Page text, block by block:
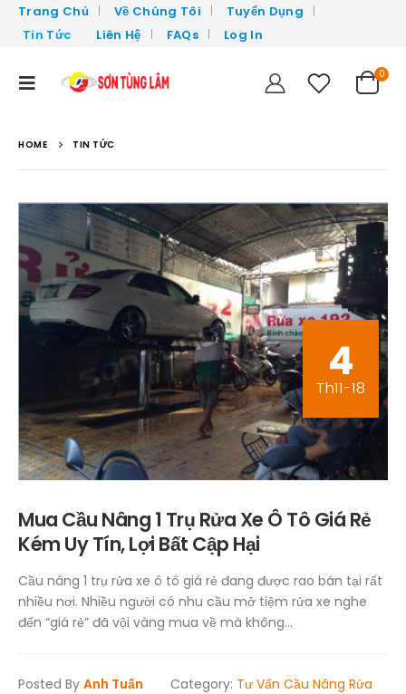
Trang Chủ Về Chúng Tôi
Tuyển Dụng
Tin Tức
Liên Hệ FAQs Log In
0
HOME TIN TỨC
4
Th11-18
Mua Cầu Nâng 1 Trụ Rửa Xe Ô Tô Giá Rẻ
Kém Uy Tín, Lợi Bất Cập Hại
Cầu nâng 1 trụ rửa xe ô tô giá rẻ đang được rao bán tại rất
nhiều nơi. Nhiều người có nhu cầu mở tiệm rửa xe nghe
đến “giá rẻ” đã vội vàng mua về mà không...
Posted By Anh Tuấn Category: Tư Vấn Cầu Nâng Rửa